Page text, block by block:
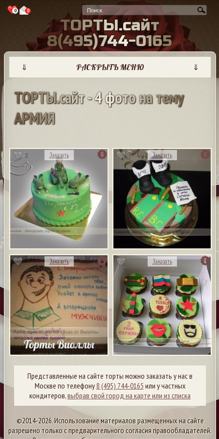
0 0
ТОРТЫ.сайт
8(495)744-0165
⇓ РАСКРЫТЬ МЕНЮ ⇓
ТОРТЫ.сайт-4фотонатему
АРМИЯ
2 Заказать 1 Заказать
Заказать Заказать
Представленные на сайте торты можно заказать у нас в
Москве по телефону8 (495) 744-0165 или у частных
кондитеров,выбрав свой город на карте или из списка
©2014-2026. Использование материалов размещенных на сайте
разрешено только с предварительного согласия правообладателей.